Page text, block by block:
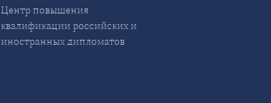
Центр повышения
квалификации российских и
иностранных дипломатов